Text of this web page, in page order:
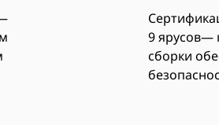
9 ярусов—
сборки